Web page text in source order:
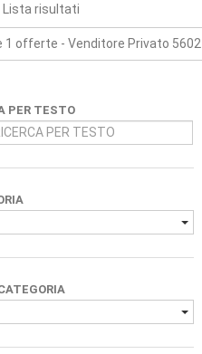
Lista risultati
1 offerte - Venditore Privato
PER TESTO